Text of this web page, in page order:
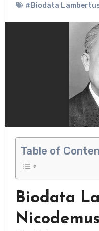
#Biodata
Table of
Biodata